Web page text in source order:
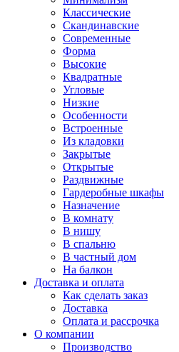
Классические
Скандинавские
Современные
Форма
Высокие
Квадратные
Угловые
Низкие
Особенности
Встроенные
Из кладовки
Закрытые
Открытые
Раздвижные
Гардеробные шкафы
Назначение
В комнату
В нишу
В спальню
В частный дом
На балкон
Доставка и оплата
Как сделать заказ
Доставка
Оплата и рассрочка
О компании
Производство